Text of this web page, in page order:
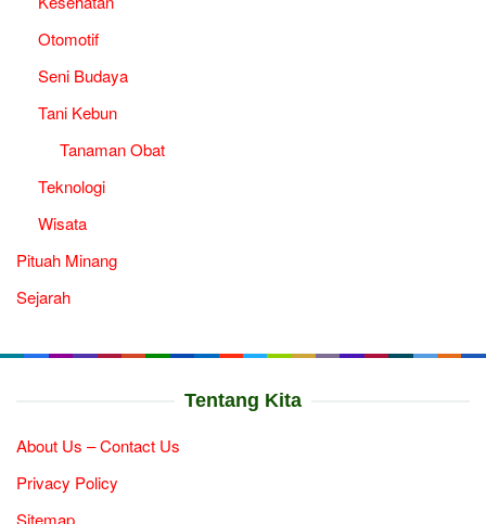
Otomotif
Seni Budaya
Tani Kebun
Tanaman Obat
Teknologi
Wisata
Pituah Minang
Sejarah
Tentang Kita
About Us – Contact Us
Privacy Policy
Sitemap